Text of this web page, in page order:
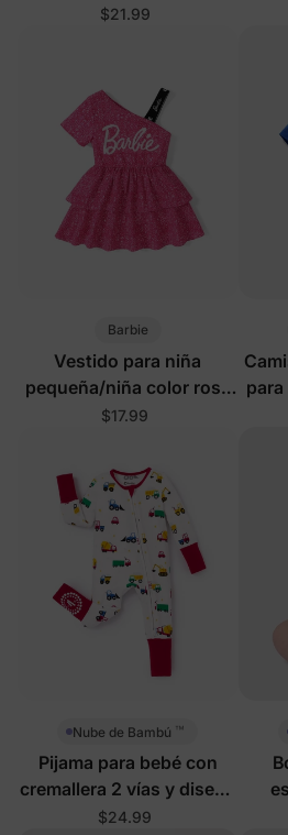
$21.99
Barbie
Vestido para niña
pequeña/niña color rosa
rosa
$17.99
Nube de Bambú ™
Pijama para bebé con
cremallera 2 vías y diseño
de vehículos de
$24.99